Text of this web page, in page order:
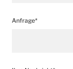
Anfrage*